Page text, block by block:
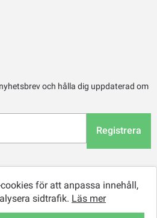
och hålla dig uppdaterad om
Registrera
för att anpassa innehåll,
sidtrafik. Läs mer